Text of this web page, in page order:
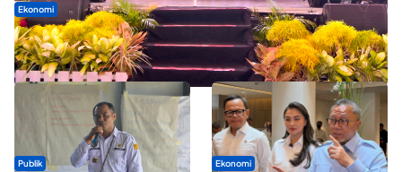
Ekonomi
Seminar di Ternate, Mendes Perkuat Sinergi Percepatan
Kopdes Merah Putih
Publik Ekonomi